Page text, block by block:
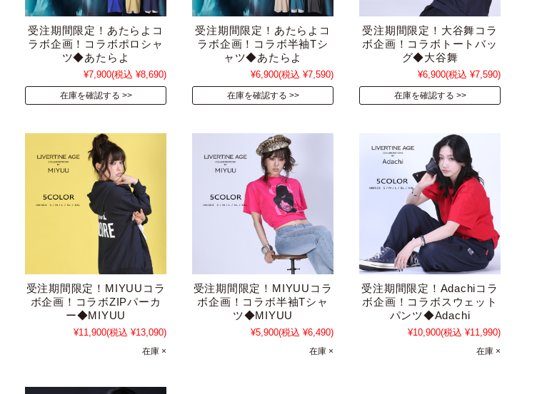
受注期間限定！あたらよコ
ラボ企画！コラボポロシャ
ツ◆あたらよ
¥7,900(税込 ¥8,690)
在庫を確認する
受注期間限定！あたらよコ
ラボ企画！コラボ半袖Tシ
ャツ◆あたらよ
¥6,900(税込 ¥7,590)
在庫を確認する
受注期間限定！大谷舞コラ
ボ企画！コラボトートバッ
グ◆大谷舞
¥6,900(税込 ¥7,590)
在庫を確認する
受注期間限定！MIYUUコラ
ボ企画！コラボZIPパーカ
ー◆MIYUU
¥11,900(税込 ¥13,090)
在庫 ×
受注期間限定！MIYUUコラ
ボ企画！コラボ半袖Tシャ
ツ◆MIYUU
¥5,900(税込 ¥6,490)
在庫 ×
受注期間限定！Adachiコラ
ボ企画！コラボスウェット
パンツ◆Adachi
¥10,900(税込 ¥11,990)
在庫 ×